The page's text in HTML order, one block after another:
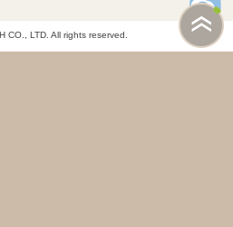
CO., LTD. All rights reserved.